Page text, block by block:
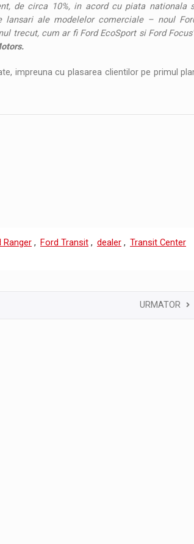
de circa 10%, in acord cu piata nationala
lansari ale modelelor comerciale – noul
trecut, cum ar fi Ford EcoSport si Ford
impreuna cu plasarea clientilor pe primul
Ranger , Ford Transit , dealer , Transit Center
URMATOR